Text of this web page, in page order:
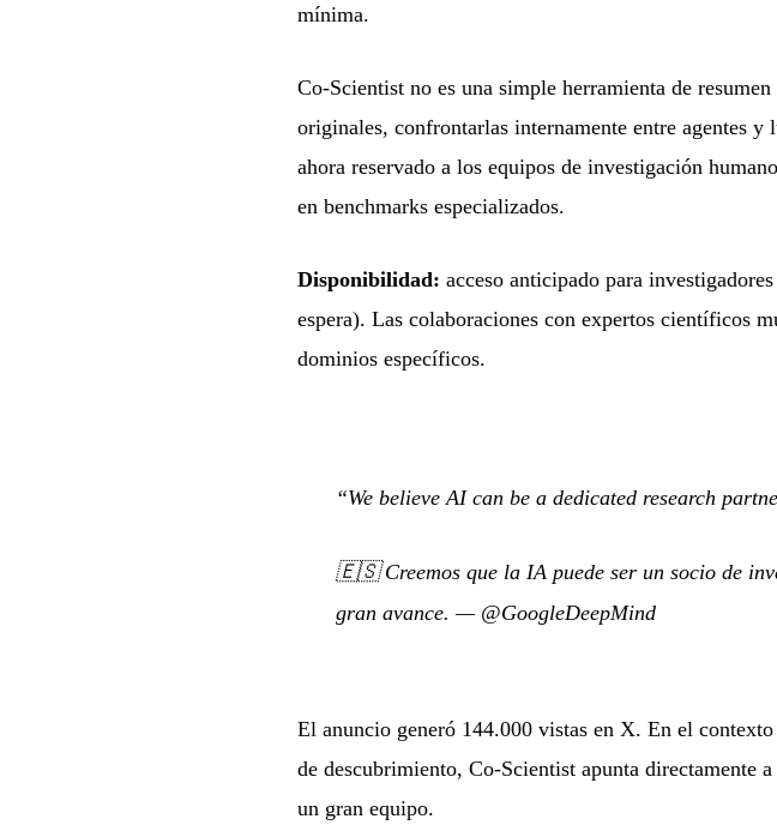
mínima.
Co-Scientist no es una simple herramienta de
originales, confrontarlas internamente entre agentes
ahora reservado a los equipos de investigación
en benchmarks especializados.
Disponibilidad: acceso anticipado para
espera). Las colaboraciones con expertos científicos
dominios específicos.
“We believe AI can be a dedicated research
🇪🇸Creemos que la IA puede ser un socio de
gran avance. — @GoogleDeepMind
El anuncio generó 144.000 vistas en X. En el
de descubrimiento, Co-Scientist apunta directamente
un gran equipo.